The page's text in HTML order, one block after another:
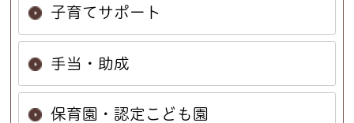
子育てサポート
手当・助成
保育園・認定こども園